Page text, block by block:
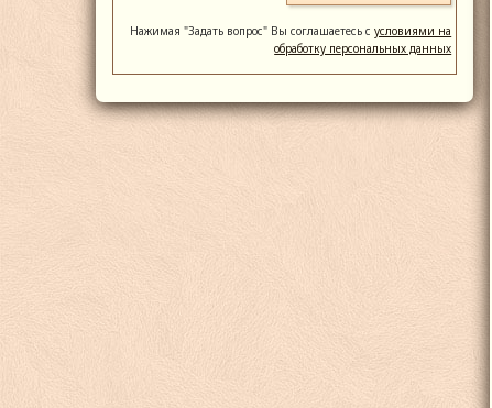
Нажимая "Задать вопрос" Вы соглашаетесь сусловиями на
обработку персональных данных